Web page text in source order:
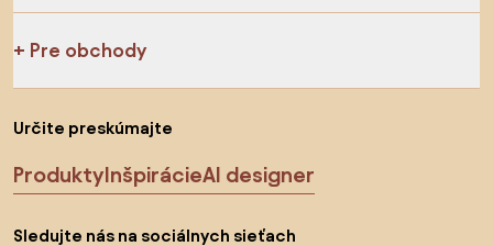
Pre obchody
Určite preskúmajte
ProduktyInšpirácieAI designer
Sledujte nás na sociálnych sieťach